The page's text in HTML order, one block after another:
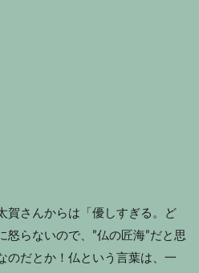
賀さんからは「優しすぎる。ど
怒らないので、”仏の匠海”だと思
のだとか！仏という言葉は、一